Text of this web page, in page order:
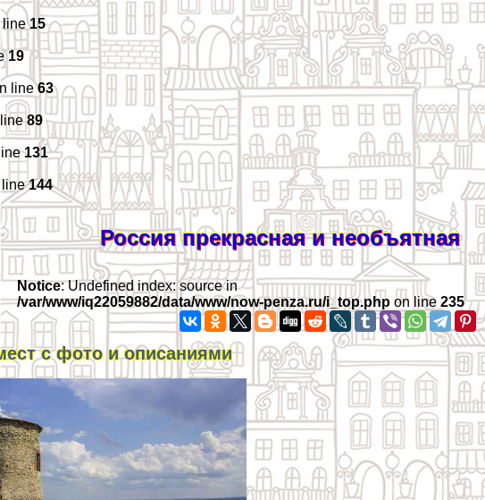
line15
19
line63
89
131
144
Россия прекрасная и необъятная
Notice: Undefined index: source in
/var/www/iq22059882/data/www/now-penza.ru/i_top.php on line235
с фото и описаниями